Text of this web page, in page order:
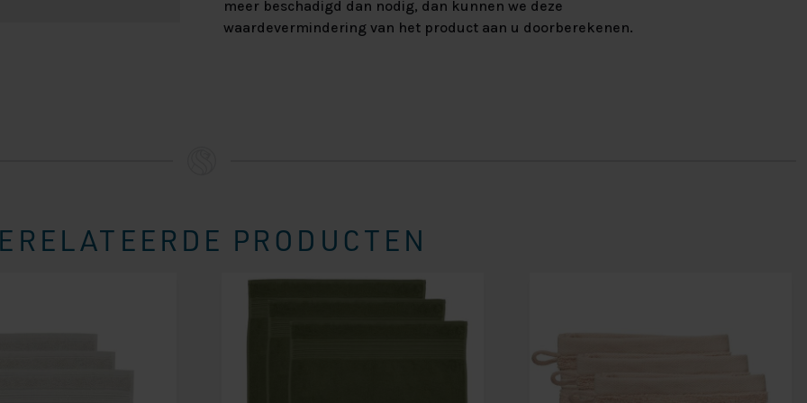
meer beschadigd dan nodig, dan kunnen we deze
waardevermindering van het product aan u doorberekenen.
PRODUCTEN